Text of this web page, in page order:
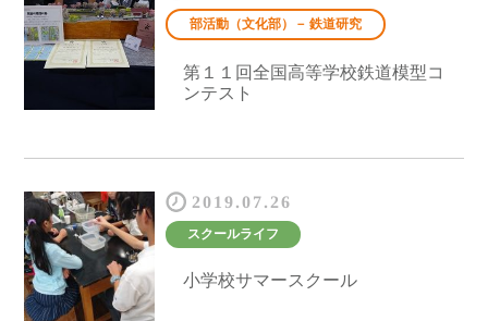
部活動（文化部）－ 鉄道研究
第１１回全国高等学校鉄道模型コ
ンテスト
2019.07.26
スクールライフ
小学校サマースクール